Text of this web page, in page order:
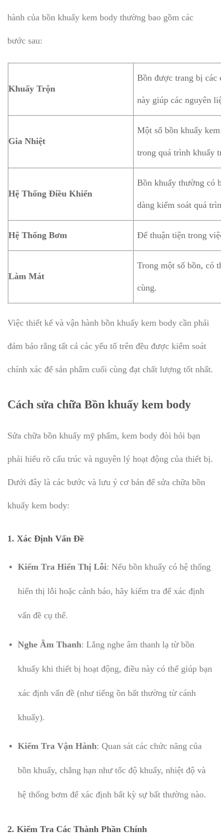
hành của bồn khuấy kem body thường bao gồm các
bước sau:
Khuấy Trộn
Bồn được trang bị các
này giúp các nguyên
Gia Nhiệt
Một số bồn khuấy
trong quá trình khuấy
Hệ Thống Điều Khiển
Bồn khuấy thường có
dàng kiểm soát quá
Hệ Thống Bơm Để thuận tiện trong
Làm Mát
Trong một số bồn, có
cùng.
Việc thiết kế và vận hành bồn khuấy kem body cần phải
đảm bảo rằng tất cả các yếu tố trên đều được kiểm soát
chính xác để sản phẩm cuối cùng đạt chất lượng tốt nhất.
Cách sửa chữa Bồn khuấy kem body
Sửa chữa bồn khuấy mỹ phẩm, kem body đòi hỏi bạn
phải hiểu rõ cấu trúc và nguyên lý hoạt động của thiết bị.
Dưới đây là các bước và lưu ý cơ bản để sửa chữa bồn
khuấy kem body:
1. Xác Định Vấn Đề
Kiểm Tra Hiển Thị Lỗi: Nếu bồn khuấy có hệ thống
hiển thị lỗi hoặc cảnh báo, hãy kiểm tra để xác định
vấn đề cụ thể.
Nghe Âm Thanh: Lắng nghe âm thanh lạ từ bồn
khuấy khi thiết bị hoạt động, điều này có thể giúp bạn
xác định vấn đề (như tiếng ồn bất thường từ cánh
khuấy).
Kiểm Tra Vận Hành: Quan sát các chức năng của
bồn khuấy, chẳng hạn như tốc độ khuấy, nhiệt độ và
hệ thống bơm để xác định bất kỳ sự bất thường nào.
2. Kiểm Tra Các Thành Phần Chính